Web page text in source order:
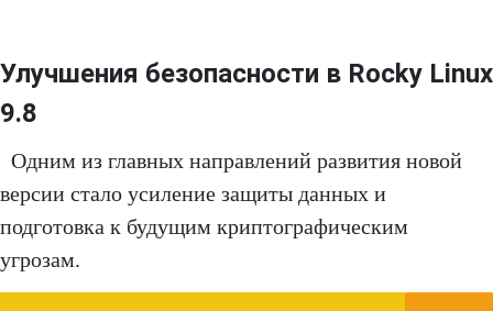
Улучшения безопасности в Rocky Linux
9.8
Одним из главных направлений развития новой
версии стало усиление защиты данных и
подготовка к будущим криптографическим
угрозам.